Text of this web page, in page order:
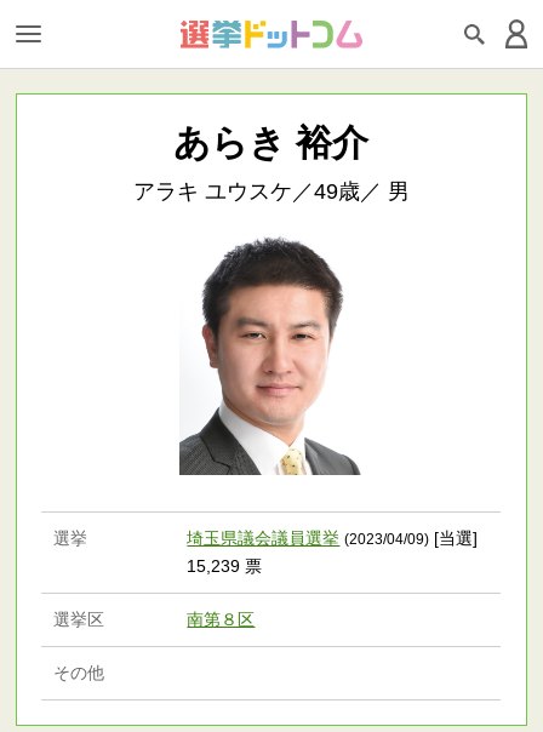
あらき 裕介
アラキ ユウスケ／49歳／ 男
選挙 埼玉県議会議員選挙 (2023/04/09) [当選]
15,239 票
選挙区 南第８区
その他